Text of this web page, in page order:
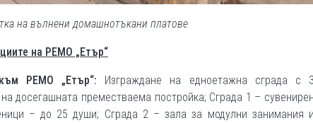
на вълнени домашнотъкани платове
на РЕМО „Етър“
РЕМО „Етър“: Изграждане на едноетажна сграда с 3
досегашната преместваема постройка; Сграда 1 – сувенирен
– до 25 души; Сграда 2 – зала за модулни занимания и